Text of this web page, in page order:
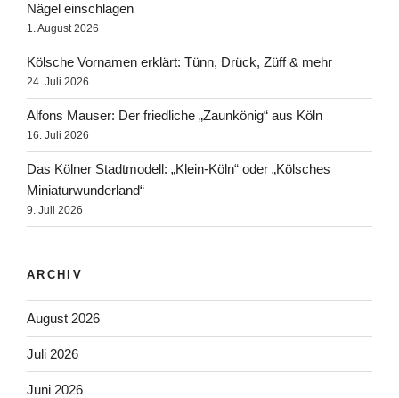
Nägel einschlagen
1. August 2026
Kölsche Vornamen erklärt: Tünn, Drück, Züff & mehr
24. Juli 2026
Alfons Mauser: Der friedliche „Zaunkönig“ aus Köln
16. Juli 2026
Das Kölner Stadtmodell: „Klein-Köln“ oder „Kölsches
Miniaturwunderland“
9. Juli 2026
ARCHIV
August 2026
Juli 2026
Juni 2026